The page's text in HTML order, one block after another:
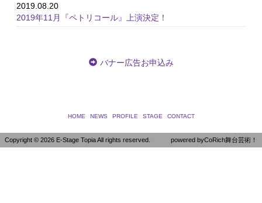
2019.08.20
2019年11月『ペトリコール』上演決定！
バナー広告お申込み
HOME NEWS PROFILE STAGE CONTACT
Copyright © 2026 E-Stage Topia All rights reserved. powered byCoRich舞台芸術！